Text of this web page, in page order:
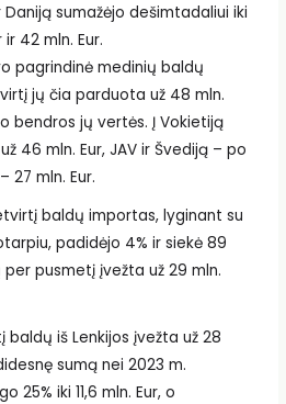
sumažėjo dešimtadaliui iki
42 mln. Eur.
pagrindinė medinių baldų
jų čia parduota už 48 mln.
bendros jų vertės. Į Vokietiją
46 mln. Eur, JAV ir Švediją – po
27 mln. Eur.
baldų importas, lyginant su
padidėjo 4% ir siekė 89
per pusmetį įvežta už 29 mln.
iš Lenkijos įvežta už 28
sumą nei 2023 m.
25% iki 11,6 mln. Eur, o